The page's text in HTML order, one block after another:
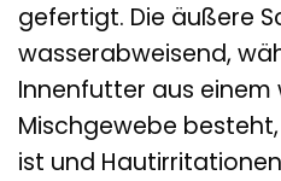
gefertigt. Die äußere
wasserabweisend,
Innenfutter aus
Mischgewebe
ist und